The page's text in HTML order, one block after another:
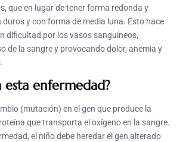
que en lugar de tener forma redonda y
duros y con forma de media luna. Esto hace
dificultad por los vasos sanguíneos,
de la sangre y provocando dolor, anemia y
esta enfermedad?
(mutación) en el gen que produce la
que transporta el oxígeno en la sangre.
el niño debe heredar el gen alterado